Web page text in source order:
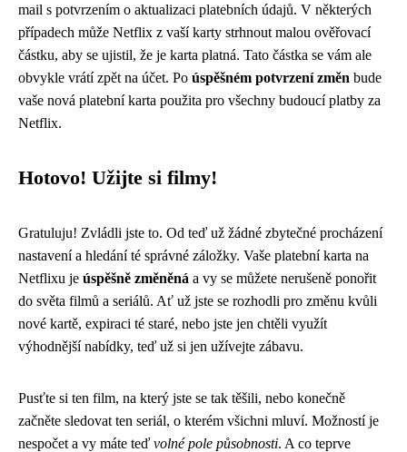
mail s potvrzením o aktualizaci platebních údajů. V některých
případech může Netflix z vaší karty strhnout malou ověřovací
částku, aby se ujistil, že je karta platná. Tato částka se vám ale
obvykle vrátí zpět na účet. Po úspěšném potvrzení změn bude
vaše nová platební karta použita pro všechny budoucí platby za
Netflix.
Hotovo! Užijte si filmy!
Gratuluju! Zvládli jste to. Od teď už žádné zbytečné procházení
nastavení a hledání té správné záložky. Vaše platební karta na
Netflixu je úspěšně změněná a vy se můžete nerušeně ponořit
do světa filmů a seriálů. Ať už jste se rozhodli pro změnu kvůli
nové kartě, expiraci té staré, nebo jste jen chtěli využít
výhodnější nabídky, teď už si jen užívejte zábavu.
Pusťte si ten film, na který jste se tak těšili, nebo konečně
začněte sledovat ten seriál, o kterém všichni mluví. Možností je
nespočet a vy máte teď volné pole působnosti. A co teprve